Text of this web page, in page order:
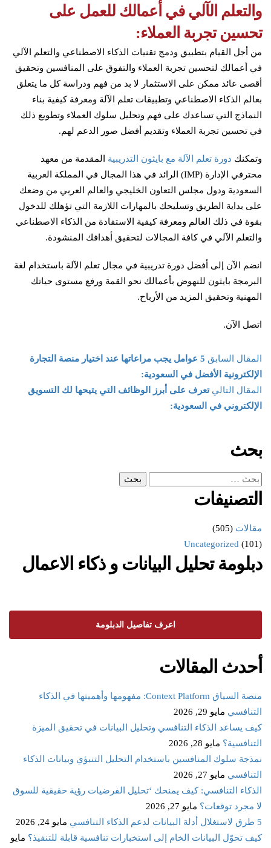
والتعلم الآلي في أعمالك للعمل على
تحسين تجربة العملاء:
من أجل القيام بتطبيق ودمج تقنيات الذكاء الاصطناعي والتعلم الآلي
في أعمالك لتحسين تجربة العملاء والتفوق على المنافسين وتحقيق
أقصى عائد ممكن على الاستثمار لا بد من فهم ودراسة كل ما يتعلق
بعالم الذكاء الاصطناعي وتطبيقات تعلم الآلة ومعرفة كيفية بناء
النماذج التي تساعدك على فهم وتحليل سلوك العملاء وتطويع ذلك
في تحسين تجربة العملاء وتقديم أفضل صور الدعم لهم.
وتمكنك دورة تعلم الآلة مع بايثون التدريبية المقدمة من معهد
محترفي الإدارة (IMP) الرائد في هذا المجال في المملكة العربية
السعودية ودول مجلس التعاون الخليجي والعالم العربي من وضعك
على بداية الطريق وتسليحك بالمهارات اللازمة التي تؤهلك للدخول
بقوة في ذلك العالم ومعرفة كيفية الاستفادة من الذكاء الاصطناعي
والتعلم الآلي في كافة المجالات لتحقيق أهدافك المنشودة.
انضم الآن إلى أفضل دورة تدريبية في مجال تعلم الآلة باستخدام لغة
البرمجة بايثون للنهوض بأعمالك نحو القمة ورفع مستوى حياتك
المهنية وتحقيق المزيد من الأرباح.
اتصل الآن.
المقال السابق
5 عوامل يجب مراعاتها عند اختيار منصة التجارة
الإلكترونية الأفضل في السعودية:
المقال التاليتعرف على أبرز الوظائف التي يتيحها لك التسويق
الإلكتروني في السعودية:
بحث
التصنيفات
مقالات (505)
Uncategorized (101)
دبلومة تحليل البيانات و ذكاء الاعمال
اعرف تفاصيل الدبلومة
أحدث المقالات
منصة السياق Context Platform: مفهومها وأهميتها في الذكاء
التنافسي مايو 29, 2026
كيف يساعد الذكاء التنافسي وتحليل البيانات في تحقيق الميزة
التنافسية؟ مايو 28, 2026
نمذجة سلوك المنافسين باستخدام التحليل التنبؤي وبيانات الذكاء
التنافسي مايو 27, 2026
الذكاء التنافسي: كيف يمنحك ‘تحليل الفرضيات رؤية حقيقية للسوق
لا مجرد توقعات؟ مايو 27, 2026
5 طرق لاستغلال أدلة البيانات لدعم الذكاء التنافسي
مايو 24, 2026
كيف تحوّل البيانات الخام إلى استخبارات تنافسية قابلة للتنفيذ؟ مايو